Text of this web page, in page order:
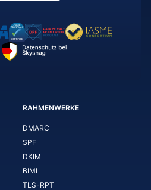
RAHMENWERKE
DMARC
SPF
DKIM
BIMI
TLS-RPT